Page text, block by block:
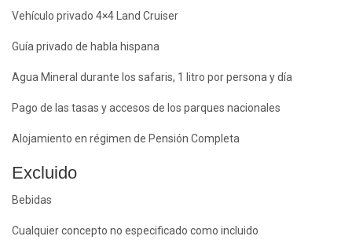
Vehículo privado 4×4 Land Cruiser
Guía privado de habla hispana
Agua Mineral durante los safaris, 1 litro por persona y día
Pago de las tasas y accesos de los parques nacionales
Alojamiento en régimen de Pensión Completa
Excluido
Bebidas
Cualquier concepto no especificado como incluido